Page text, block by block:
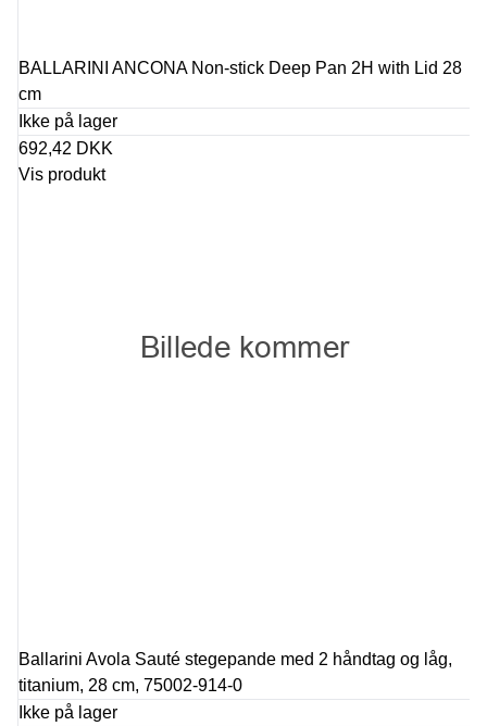
BALLARINI ANCONA Non-stick Deep Pan 2H with Lid 28
cm
Ikke på lager
692,42 DKK
Vis produkt
Ballarini Avola Sauté stegepande med 2 håndtag og låg,
titanium, 28 cm, 75002-914-0
Ikke på lager